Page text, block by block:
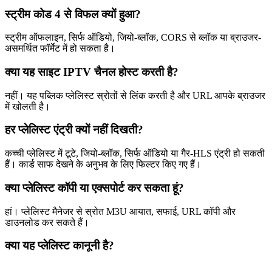
स्ट्रीम कोड 4 से विफल क्यों हुआ?
स्ट्रीम ऑफलाइन, सिर्फ ऑडियो, जियो-ब्लॉक, CORS से ब्लॉक या ब्राउजर-
असमर्थित फॉर्मेट में हो सकता है।
क्या यह साइट IPTV चैनल होस्ट करती है?
नहीं। यह पब्लिक प्लेलिस्ट स्रोतों से लिंक करती है और URL आपके ब्राउजर
में खोलती है।
हर प्लेलिस्ट एंट्री क्यों नहीं दिखती?
कच्ची प्लेलिस्ट में टूटे, जियो-ब्लॉक, सिर्फ ऑडियो या गैर-HLS एंट्री हो सकती
हैं। कार्ड साफ देखने के अनुभव के लिए फिल्टर किए गए हैं।
क्या प्लेलिस्ट कॉपी या एक्सपोर्ट कर सकता हूं?
हां। प्लेलिस्ट मैनेजर से स्रोत M3U आयात, सफाई, URL कॉपी और
डाउनलोड कर सकते हैं।
क्या यह प्लेलिस्ट कानूनी है?